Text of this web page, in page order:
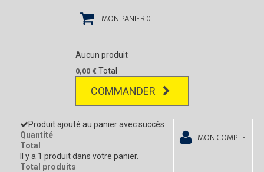
MON PANIER 0
Aucun produit
0,00 € Total
COMMANDER
Produit ajouté au panier avec succès
Quantité
Total
Il y a 1 produit dans votre panier.
Total produits
MON COMPTE